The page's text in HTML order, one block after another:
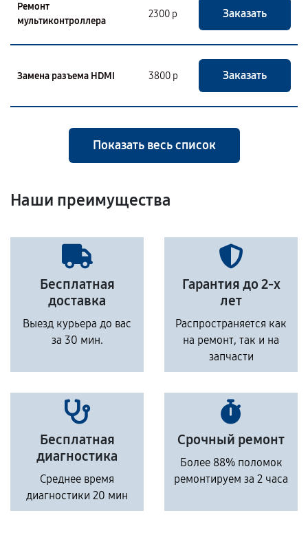
Ремонт
мультиконтроллера
2300 р Заказать
Замена разъема HDMI 3800 р Заказать
Показать весь список
Наши преимущества
Бесплатная
доставка
Выезд курьера до вас
за 30 мин.
Гарантия до 2-х
лет
Распространяется как
на ремонт, так и на
запчасти
Бесплатная
диагностика
Среднее время
диагностики 20 мин
Срочный ремонт
Более 88% поломок
ремонтируем за 2 часа